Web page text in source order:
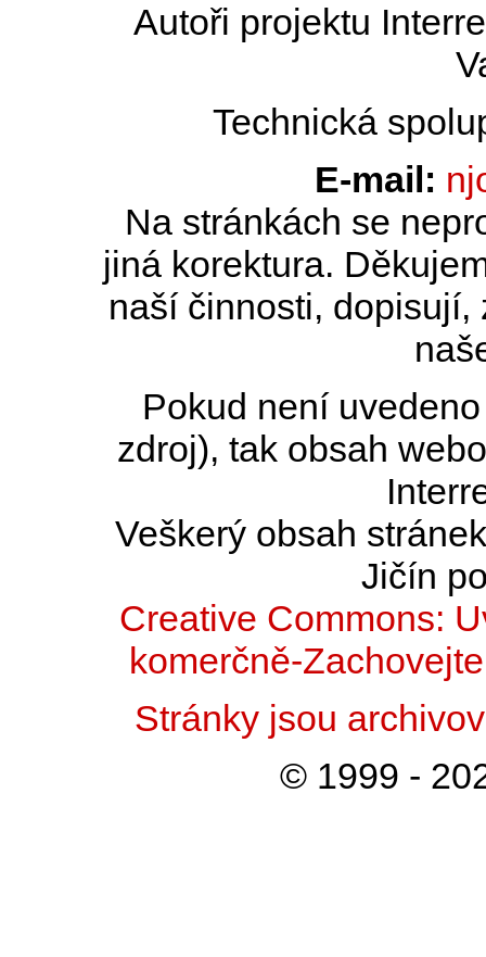
Autoři projektu
Technická
E-mail:
Na stránkách se
jiná korektura.
naší činnosti,
Pokud není
zdroj), tak obsah
Veškerý obsah
Jičín
Creative Commons:
komerčně-
Stránky jsou
© 1999 -